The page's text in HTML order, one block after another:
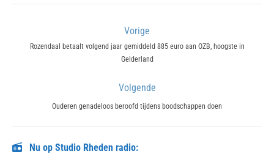
navigatie
Vorige
Previous
Rozendaal betaalt volgend jaar gemiddeld 885 euro aan OZB, hoogste in
Gelderland
Volgende
Next
Ouderen genadeloos beroofd tijdens boodschappen doen
Nu op Studio Rheden radio: